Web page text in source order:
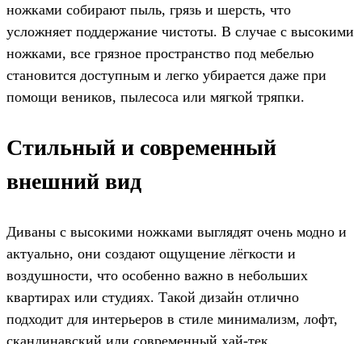
ножками собирают пыль, грязь и шерсть, что
усложняет поддержание чистоты. В случае с высокими
ножками, все грязное пространство под мебелью
становится доступным и легко убирается даже при
помощи веников, пылесоса или мягкой тряпки.
Стильный и современный
внешний вид
Диваны с высокими ножками выглядят очень модно и
актуально, они создают ощущение лёгкости и
воздушности, что особенно важно в небольших
квартирах или студиях. Такой дизайн отлично
подходит для интерьеров в стиле минимализм, лофт,